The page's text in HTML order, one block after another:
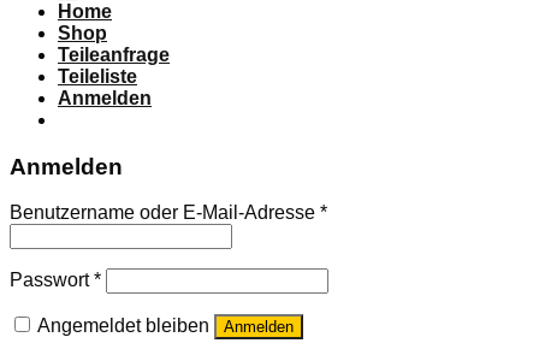
Home
Shop
Teileanfrage
Teileliste
Anmelden
Anmelden
Benutzername oder E-Mail-Adresse *
Passwort*
Angemeldet bleiben Anmelden